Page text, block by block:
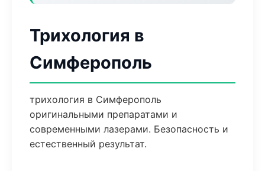
Трихология в
Симферополь
трихология в Симферополь
оригинальными препаратами и
современными лазерами. Безопасность и
естественный результат.